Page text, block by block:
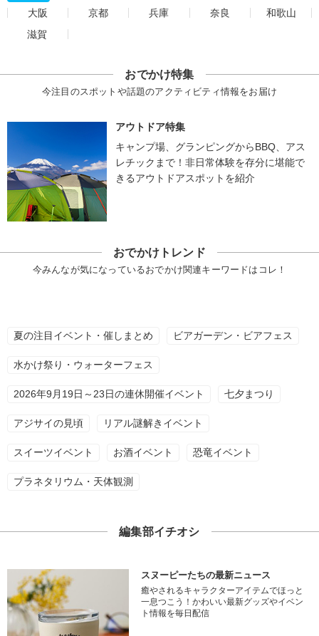
大阪
京都 兵庫 奈良
和歌山
滋賀
おでかけ特集
今注目のスポットや話題のアクティビティ情報をお届け
アウトドア特集
キャンプ場、グランピングからBBQ、アス
レチックまで！非日常体験を存分に堪能で
きるアウトドアスポットを紹介
おでかけトレンド
今みんなが気になっているおでかけ関連キーワードはコレ！
夏の注目イベント・催しまとめ ビアガーデン・ビアフェス
水かけ祭り・ウォーターフェス
2026年9月19日～23日の連休開催イベント 七夕まつり
アジサイの見頃 リアル謎解きイベント
スイーツイベント お酒イベント 恐竜イベント
プラネタリウム・天体観測
編集部イチオシ
スヌーピーたちの最新ニュース
癒やされるキャラクターアイテムでほっと
一息つこう！かわいい最新グッズやイベン
ト情報を毎日配信